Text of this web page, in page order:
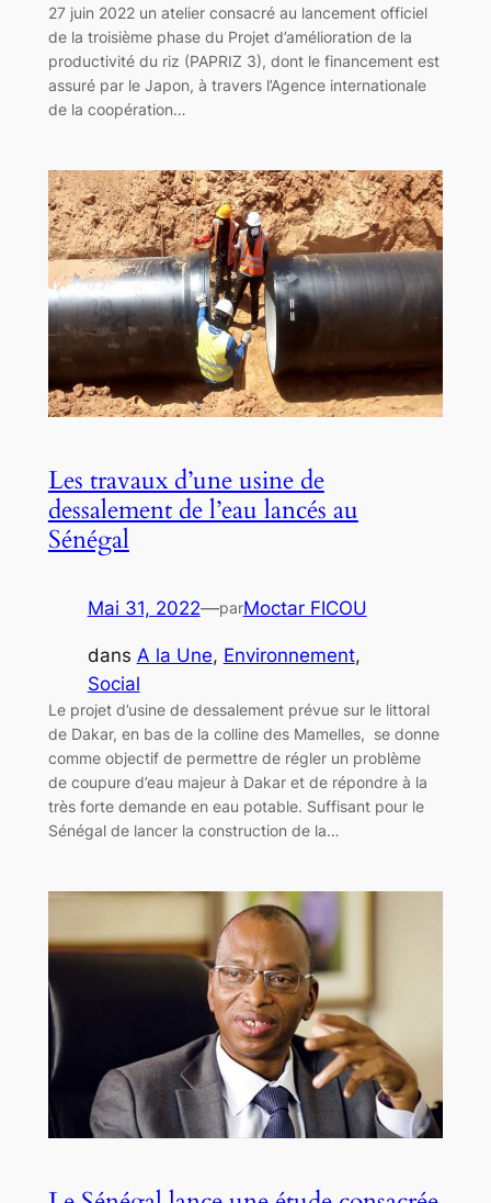
27 juin 2022 un atelier consacré au lancement officiel
de la troisième phase du Projet d’amélioration de la
productivité du riz (PAPRIZ 3), dont le financement est
assuré par le Japon, à travers l’Agence internationale
de la coopération…
Les travaux d’une usine de
dessalement de l’eau lancés au
Sénégal
Mai 31, 2022—parMoctar FICOU
dans A la Une, Environnement
Social
Le projet d’usine de dessalement prévue sur le littoral
de Dakar, en bas de la colline des Mamelles, se donne
comme objectif de permettre de régler un problème
de coupure d’eau majeur à Dakar et de répondre à la
très forte demande en eau potable. Suffisant pour le
Sénégal de lancer la construction de la…